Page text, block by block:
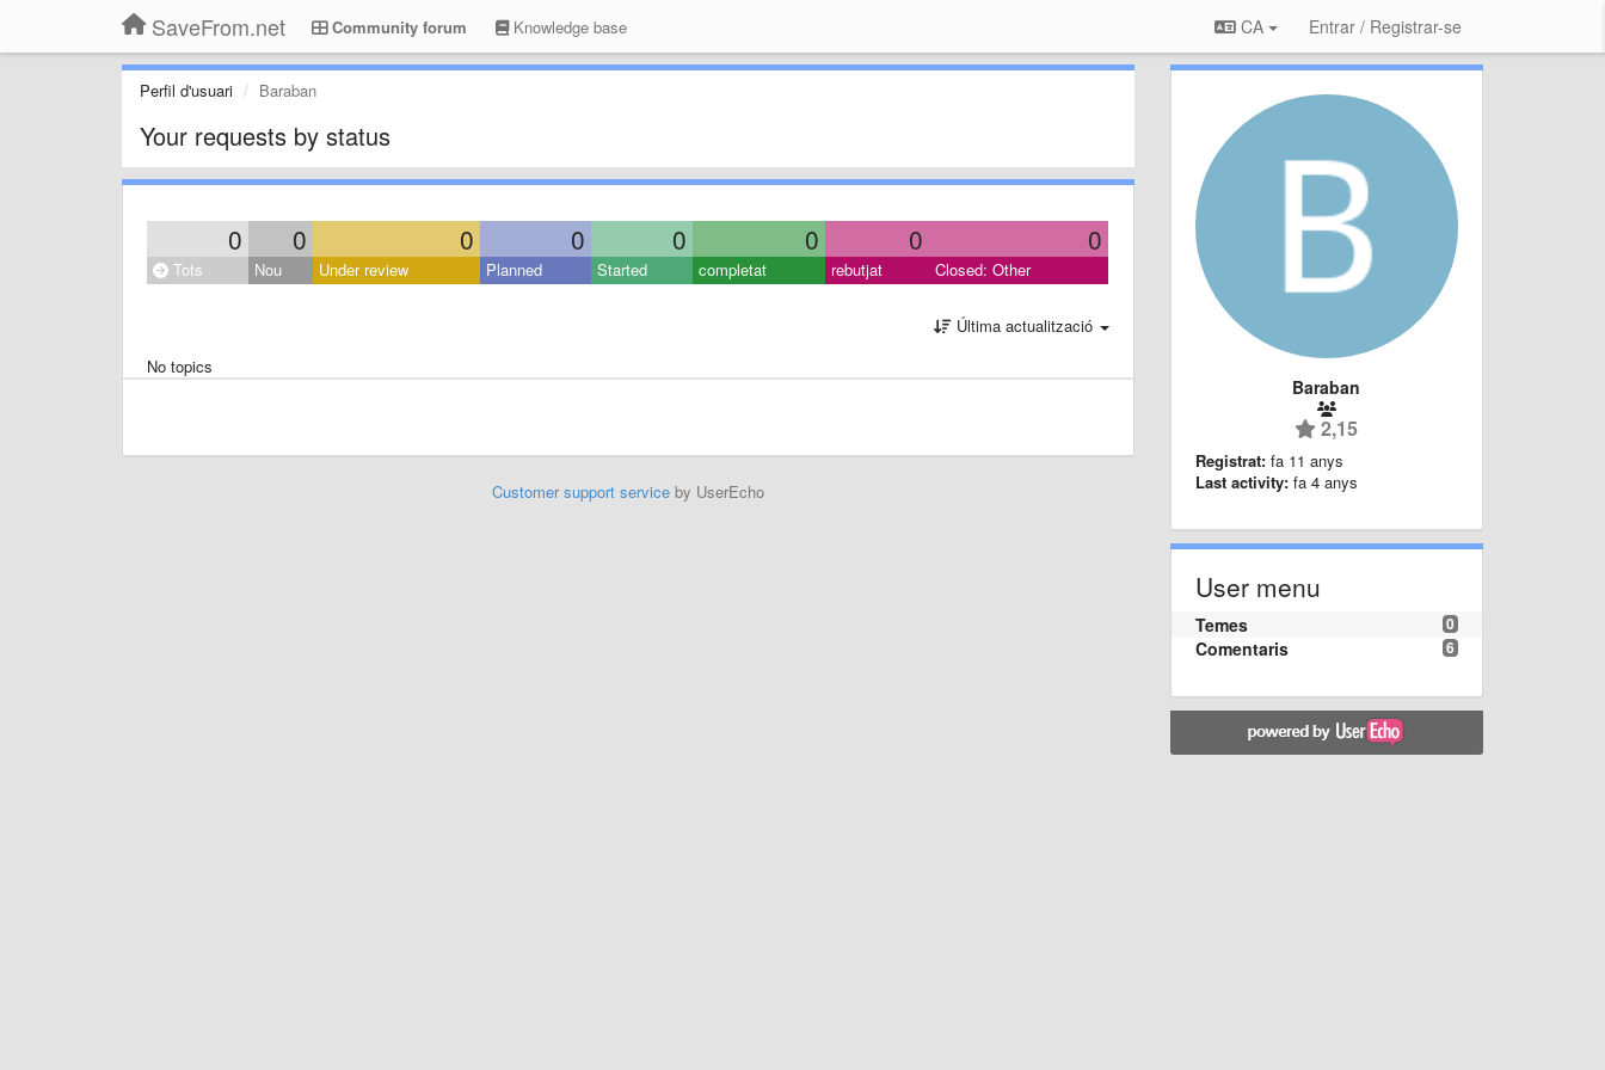
SaveFrom.net Community forum Knowledge base CA Entrar / Registrar-se
Perfil d'usuari Baraban
Your requests by status
0 0 0 0 0 0 0 0
Tots Nou Under review Planned Started completat rebutjat Closed: Other
Última actualització
No topics
Customer support serviceby UserEcho
Baraban
2,15
Registrat: fa 11 anys
Last activity: fa 4 anys
User menu
0
Temes
6
Comentaris